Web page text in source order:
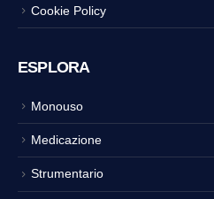
Cookie Policy
ESPLORA
Monouso
Medicazione
Strumentario